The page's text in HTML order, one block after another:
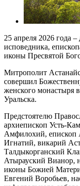
25 апреля 2026 года
исповедника,
иконы Пресвятой
Митрополит
совершил
женского монастыря
Уральска.
Предстоятелю
архиепископ Усть-
Амфилохий,
Игнатий, викарий
Талдыкорганский
Атырауский Вианор,
иконы Божией
Евгений Воробьев,